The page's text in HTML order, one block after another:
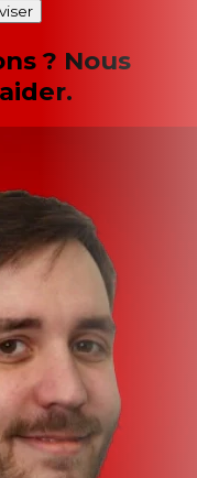
? Nous